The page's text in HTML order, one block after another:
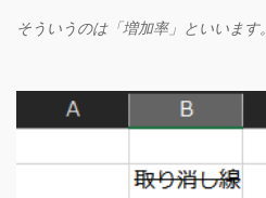
そういうのは「増加率」といいます。